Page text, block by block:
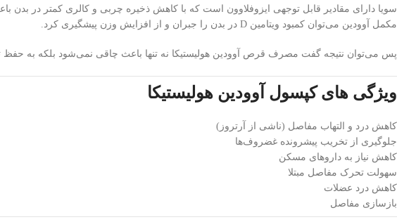
سویا دارای مقادیر قابل‌ توجهی ایزوفلاوون است که با کاهش ذخیره چربی و کالری کمتر در بدن
مکمل آوودین می‌‌توان کمبود ویتامین D در بدن را جبران و از افزایش وزن پیشگیری کرد.
پس می‌توان نتیجه گفت مصرف قرص آوودین هولیستیکا نه تنها باعث چاقی نمی‌شود بلکه به حفظ
ویژگی های کپسول آوودین هولیستیکا
کاهش درد و التهاب مفاصل (ناشی از آرتروز)
جلوگیری از تخریب پیشرونده غضروف‌ها
کاهش نیاز به داروهای مسکن
سهولت تحرک مفاصل مبتلا
کاهش درد عضلات
بازسازی مفاصل